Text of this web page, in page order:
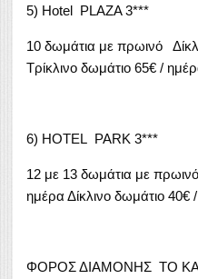
5) Hotel PLAZA 3***
10 δωμάτια με πρωινό
Τρίκλινο δωμάτιο 65€ /
6) HOTEL PARK 3***
12 με 13 δωμάτια με
ημέρα Δίκλινο δωμάτιο 40€
ΦΟΡΟΣ ΔΙΑΜΟΝΗΣ ΤΟ